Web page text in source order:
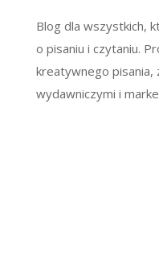
Blog dla wszystkich,
o pisaniu i czytaniu.
kreatywnego pisania,
wydawniczymi i